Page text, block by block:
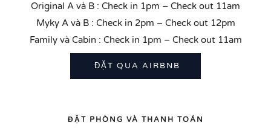
Original A và B : Check in 1pm – Check out 11am
Myky A và B : Check in 2pm – Check out 12pm
Family và Cabin : Check in 1pm – Check out 11am
ĐẶT QUA AIRBNB
ĐẶT PHÒNG VÀ THANH TOÁN